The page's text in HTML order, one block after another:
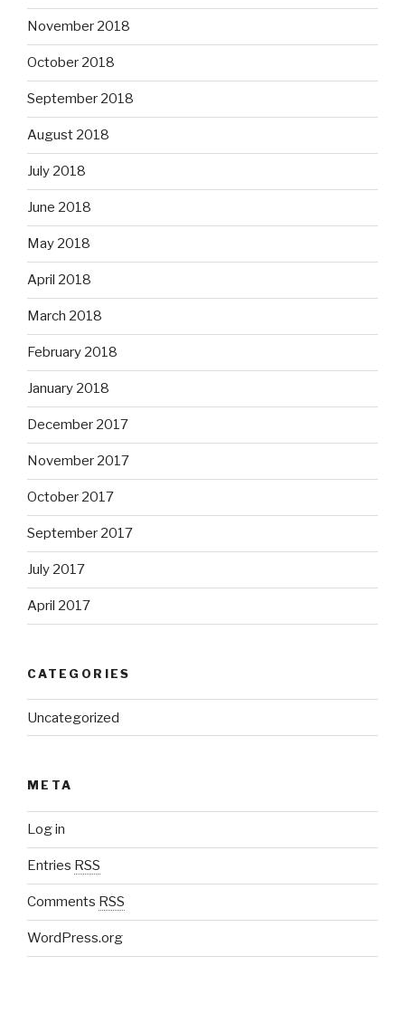
November 2018
October 2018
September 2018
August 2018
July 2018
June 2018
May 2018
April 2018
March 2018
February 2018
January 2018
December 2017
November 2017
October 2017
September 2017
July 2017
April 2017
CATEGORIES
Uncategorized
META
Log in
Entries RSS
Comments RSS
WordPress.org